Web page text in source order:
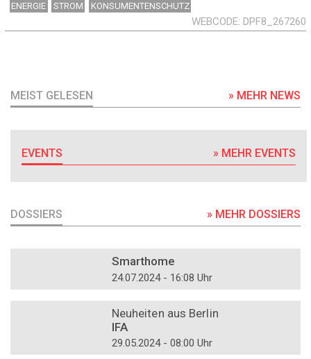
ENERGIE STROM KONSUMENTENSCHUTZ
WEBCODE DPF8_267260
MEIST GELESEN » MEHR NEWS
EVENTS » MEHR EVENTS
DOSSIERS » MEHR DOSSIERS
Smarthome
24.07.2024 - 16:08 Uhr
Neuheiten aus Berlin
IFA
29.05.2024 - 08:00 Uhr